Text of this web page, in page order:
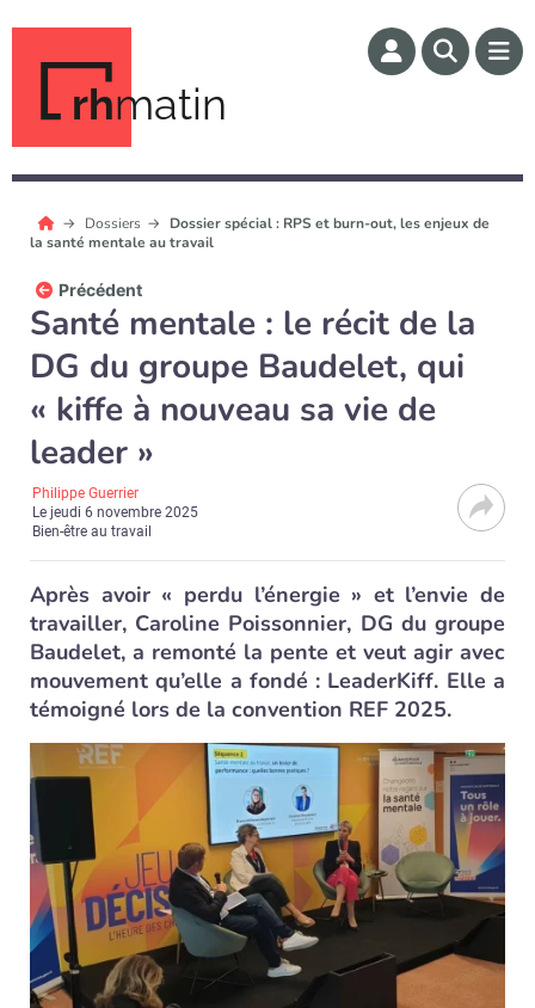
rhmatin
Dossiers
Dossier spécial : RPS et burn-out, les enjeux de
la santé mentale au travail
Précédent
Santé mentale : le récit de la
DG du groupe Baudelet, qui
« kiffe à nouveau sa vie de
leader »
Philippe Guerrier
Lejeudi 6 novembre 2025
Bien-être au travail
Après avoir « perdu l’énergie » et l’envie de
travailler, Caroline Poissonnier, DG du groupe
Baudelet, a remonté la pente et veut agir avec
mouvement qu’elle a fondé : LeaderKiff. Elle a
témoigné lors de la convention REF 2025.